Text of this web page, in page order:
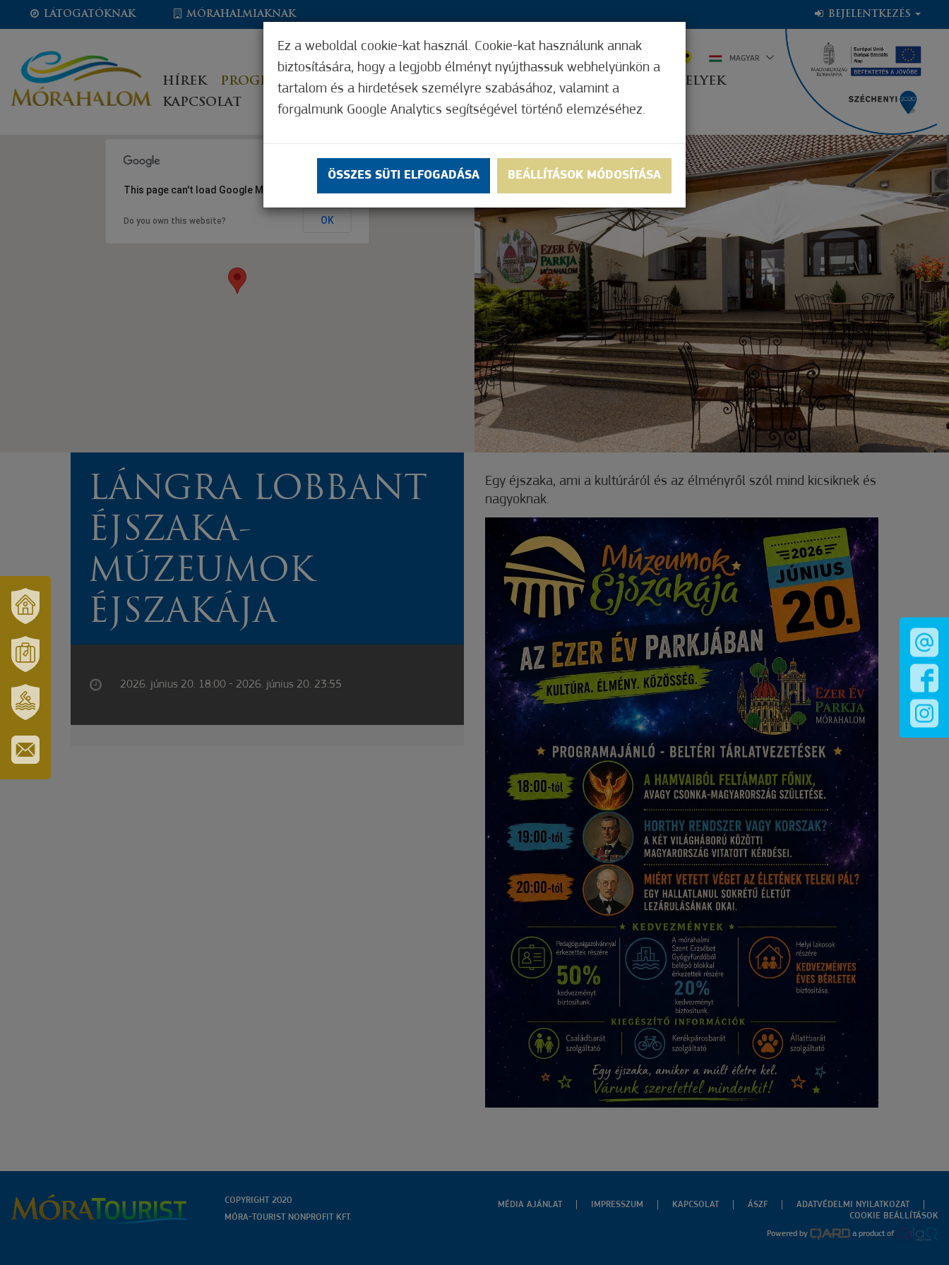
ÉS
TÉRSÉGÜNK
MÓRAHALOM
TURISZTIKA
ERZSÉBET
GYÓGYFÜRDŐ
IRATKOZZON
LÁTOGATÓKNAK MÓRAHALMIAKNAK BEJELENTKEZÉS
HÍREK PROGRAMOK ÍGY MŰKÖDIK HASZNOS FUNKCIÓK
ELFOGADÓHELYEK
KAPCSOLAT
MAGYAR
This page can't load Google Maps correctly.
Do you own this website? OK
Nem értékelt
LÁNGRA LOBBANT
ÉJSZAKA-
MÚZEUMOK
ÉJSZAKÁJA
2026. június 20. 18:00 - 2026. június 20. 23:55
Egy éjszaka, ami a kultúráról és az élményről szól mind kicsiknek és
nagyoknak.
Ez a weboldal cookie-kat használ. Cookie-kat használunk annak
biztosítására, hogy a legjobb élményt nyújthassuk webhelyünkön a
tartalom és a hirdetések személyre szabásához, valamint a
forgalmunk Google Analytics segítségével történő elemzéséhez.
ÖSSZES SÜTI ELFOGADÁSA BEÁLLÍTÁSOK MÓDOSÍTÁSA
COPYRIGHT 2020
MÓRA-TOURIST NONPROFIT KFT.
MÉDIA AJÁNLAT IMPRESSZUM KAPCSOLAT ÁSZF
ADATVÉDELMI NYILATKOZAT
COOKIE BEÁLLÍTÁSOK
Powered by a product of